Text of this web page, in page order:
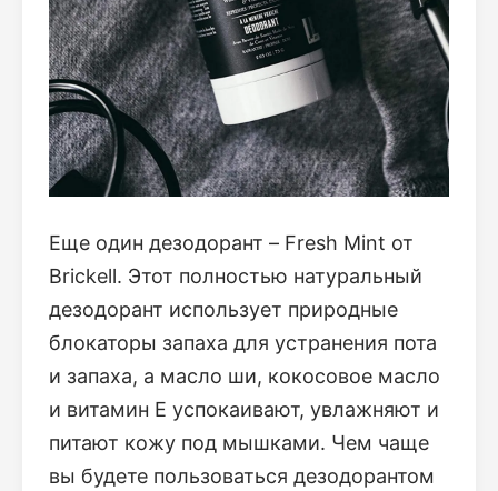
Еще один дезодорант – Fresh Mint от
Brickell. Этот полностью натуральный
дезодорант использует природные
блокаторы запаха для устранения пота
и запаха, а масло ши, кокосовое масло
и витамин Е успокаивают, увлажняют и
питают кожу под мышками. Чем чаще
вы будете пользоваться дезодорантом